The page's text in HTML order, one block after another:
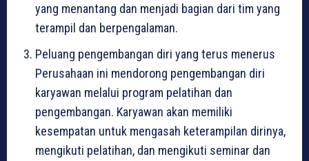
yang menantang dan menjadi bagian dari tim yang
terampil dan berpengalaman.
Peluang pengembangan diri yang terus menerus
Perusahaan ini mendorong pengembangan diri
karyawan melalui program pelatihan dan
pengembangan. Karyawan akan memiliki
kesempatan untuk mengasah keterampilan dirinya,
mengikuti pelatihan, dan mengikuti seminar dan